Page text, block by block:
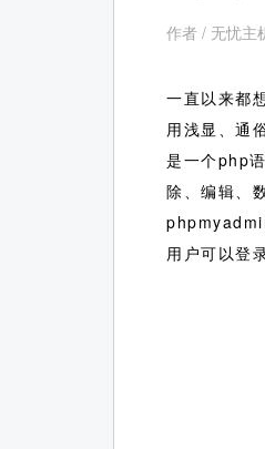
作者 / 无忧主
一直以来都
用浅显、通
是一个php
除、编辑、
用户可以登